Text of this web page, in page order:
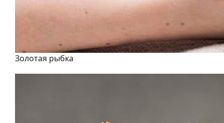
Золотая рыбка